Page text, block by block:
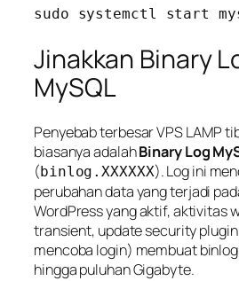
Jinakkan Binary
MySQL
Penyebab terbesar VPS LAMP
biasanya adalahBinary Log
( binlog.XXXXXX). Log ini
perubahan datayang terjadi
WordPress yang aktif, aktivitas
transient, update security
mencoba login) membuat
hingga puluhan Gigabyte.